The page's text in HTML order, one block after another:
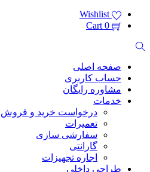
Wishlist
0
Cart
Search
صفحه اصلی
حساب کاربری
مشاوره رایگان
خدمات
درخواست خرید و فروش
تعمیرات
سفارشی سازی
گارانتی
اجاره تجهیزات
طراحی داخلی